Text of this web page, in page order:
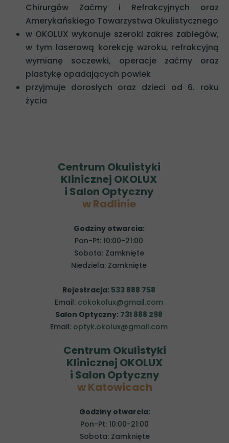
Centrum Okulistyki
Klinicznej OKOLUX
i Salon Optyczny
w Radlinie
Godziny otwarcia:
Pon-Pt: 10:00-21:00
Sobota: Zamknięte
Niedziela: Zamknięte
Rejestracja: 533 888 758
Email: cokokolux@gmail.com
Salon Optyczny: 731 888 298
Email: optyk.okolux@gmail.com
Centrum Okulistyki
Klinicznej OKOLUX
i Salon Optyczny
w Katowicach
Godziny otwarcia:
Pon-Pt: 10:00-21:00
Sobota: Zamknięte
Chirurgów Zaćmy i Refrakcyjnych oraz
Amerykańskiego Towarzystwa Okulistycznego
w OKOLUX wykonuje szeroki zakres zabiegów,
w tym laserową korekcję wzroku, refrakcyjną
wymianę soczewki, operacje zaćmy oraz
plastykę opadających powiek
przyjmuje dorosłych oraz dzieci od 6. roku
życia